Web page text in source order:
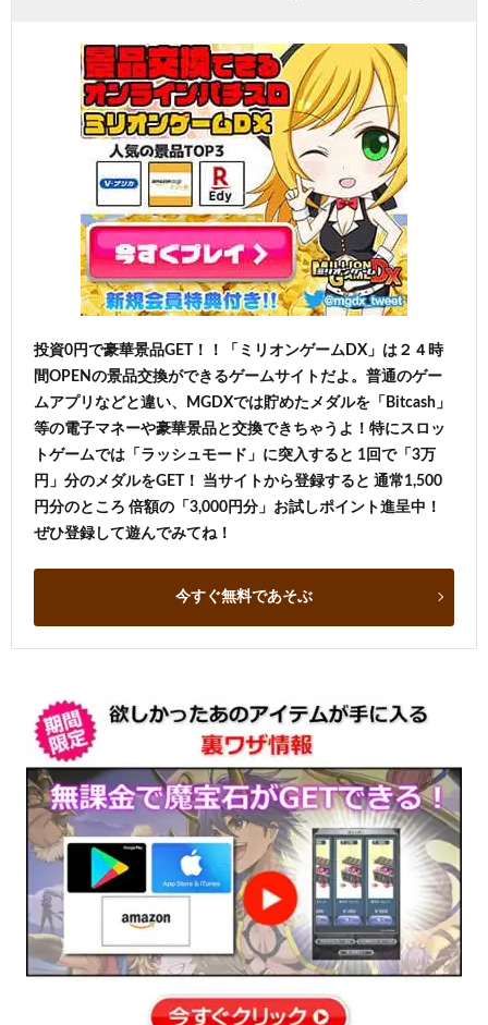
投資0円で豪華景品GET！！「ミリオンゲームDX」は２４時
間OPENの景品交換ができるゲームサイトだよ。普通のゲー
ムアプリなどと違い、MGDXでは貯めたメダルを「Bitcash」
等の電子マネーや豪華景品と交換できちゃうよ！特にスロッ
トゲームでは「ラッシュモード」に突入すると 1回で「3万
円」分のメダルをGET！ 当サイトから登録すると 通常1,500
円分のところ 倍額の「3,000円分」お試しポイント進呈中！
ぜひ登録して遊んでみてね！
今すぐ無料であそぶ